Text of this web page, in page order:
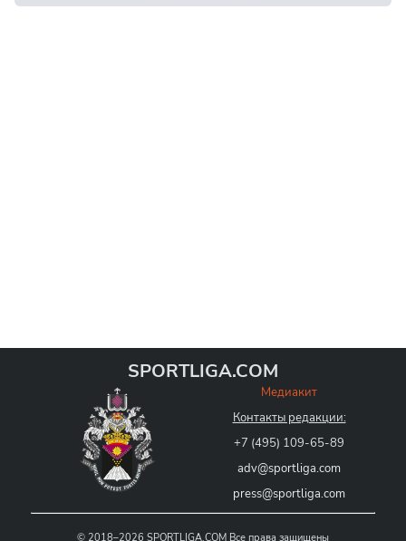
SPORTLIGA.COM
Медиакит
Контакты редакции:
+7 (495) 109-65-89
adv@sportliga.com
press@sportliga.com
© 2018–2026 SPORTLIGA.COM Все права защищены